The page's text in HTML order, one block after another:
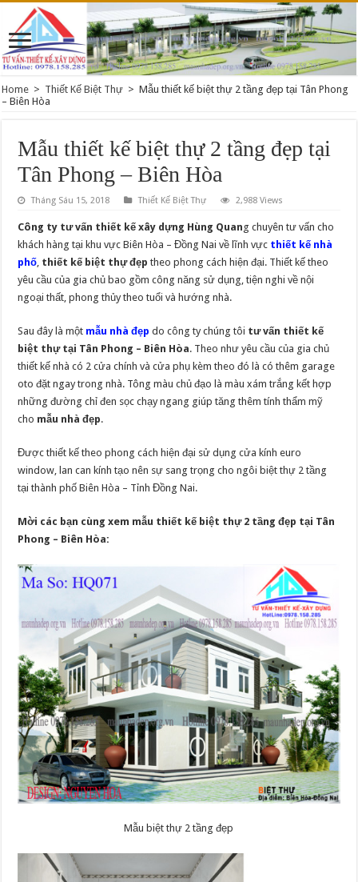
Home > Thiết Kế Biệt Thự > Mẫu thiết kế biệt thự 2 tầng đẹp tại Tân Phong
– Biên Hòa
Mẫu thiết kế biệt thự 2 tầng đẹp tại
Tân Phong – Biên Hòa
Tháng Sáu 15, 2018 Thiết Kế Biệt Thự 2,988 Views
Công ty tư vấn thiết kế xây dựng Hùng Quang chuyên tư vấn cho
khách hàng tại khu vực Biên Hòa – Đồng Nai về lĩnh vực thiết kế nhà
phố thiết kế biệt thự đẹp theo phong cách hiện đại. Thiết kế theo
yêu cầu của gia chủ bao gồm công năng sử dụng, tiện nghi về nội
ngoại thất, phong thủy theo tuổi và hướng nhà.
Sau đây là một mẫu nhà đẹp do công ty chúng tôi tư vấn thiết kế
biệt thự tại Tân Phong – Biên Hòa. Theo như yêu cầu của gia chủ
thiết kế nhà có 2 cửa chính và cửa phụ kèm theo đó là có thêm garage
oto đặt ngay trong nhà. Tông màu chủ đạo là màu xám trắng kết hợp
những đường chỉ đen sọc chạy ngang giúp tăng thêm tính thẩm mỹ
cho mẫu nhà đẹp.
Được thiết kế theo phong cách hiện đại sử dụng cửa kính euro
window, lan can kính tạo nên sự sang trọng cho ngôi biệt thự 2 tầng
tại thành phố Biên Hòa – Tỉnh Đồng Nai.
Mời các bạn cùng xem mẫu thiết kế biệt thự 2 tầng đẹp tại Tân
Phong – Biên Hòa:
Mẫu biệt thự 2 tầng đẹp